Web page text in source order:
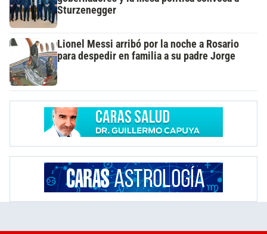
Sturzenegger
Lionel Messi arribó por la noche a Rosario
para despedir en familia a su padre Jorge